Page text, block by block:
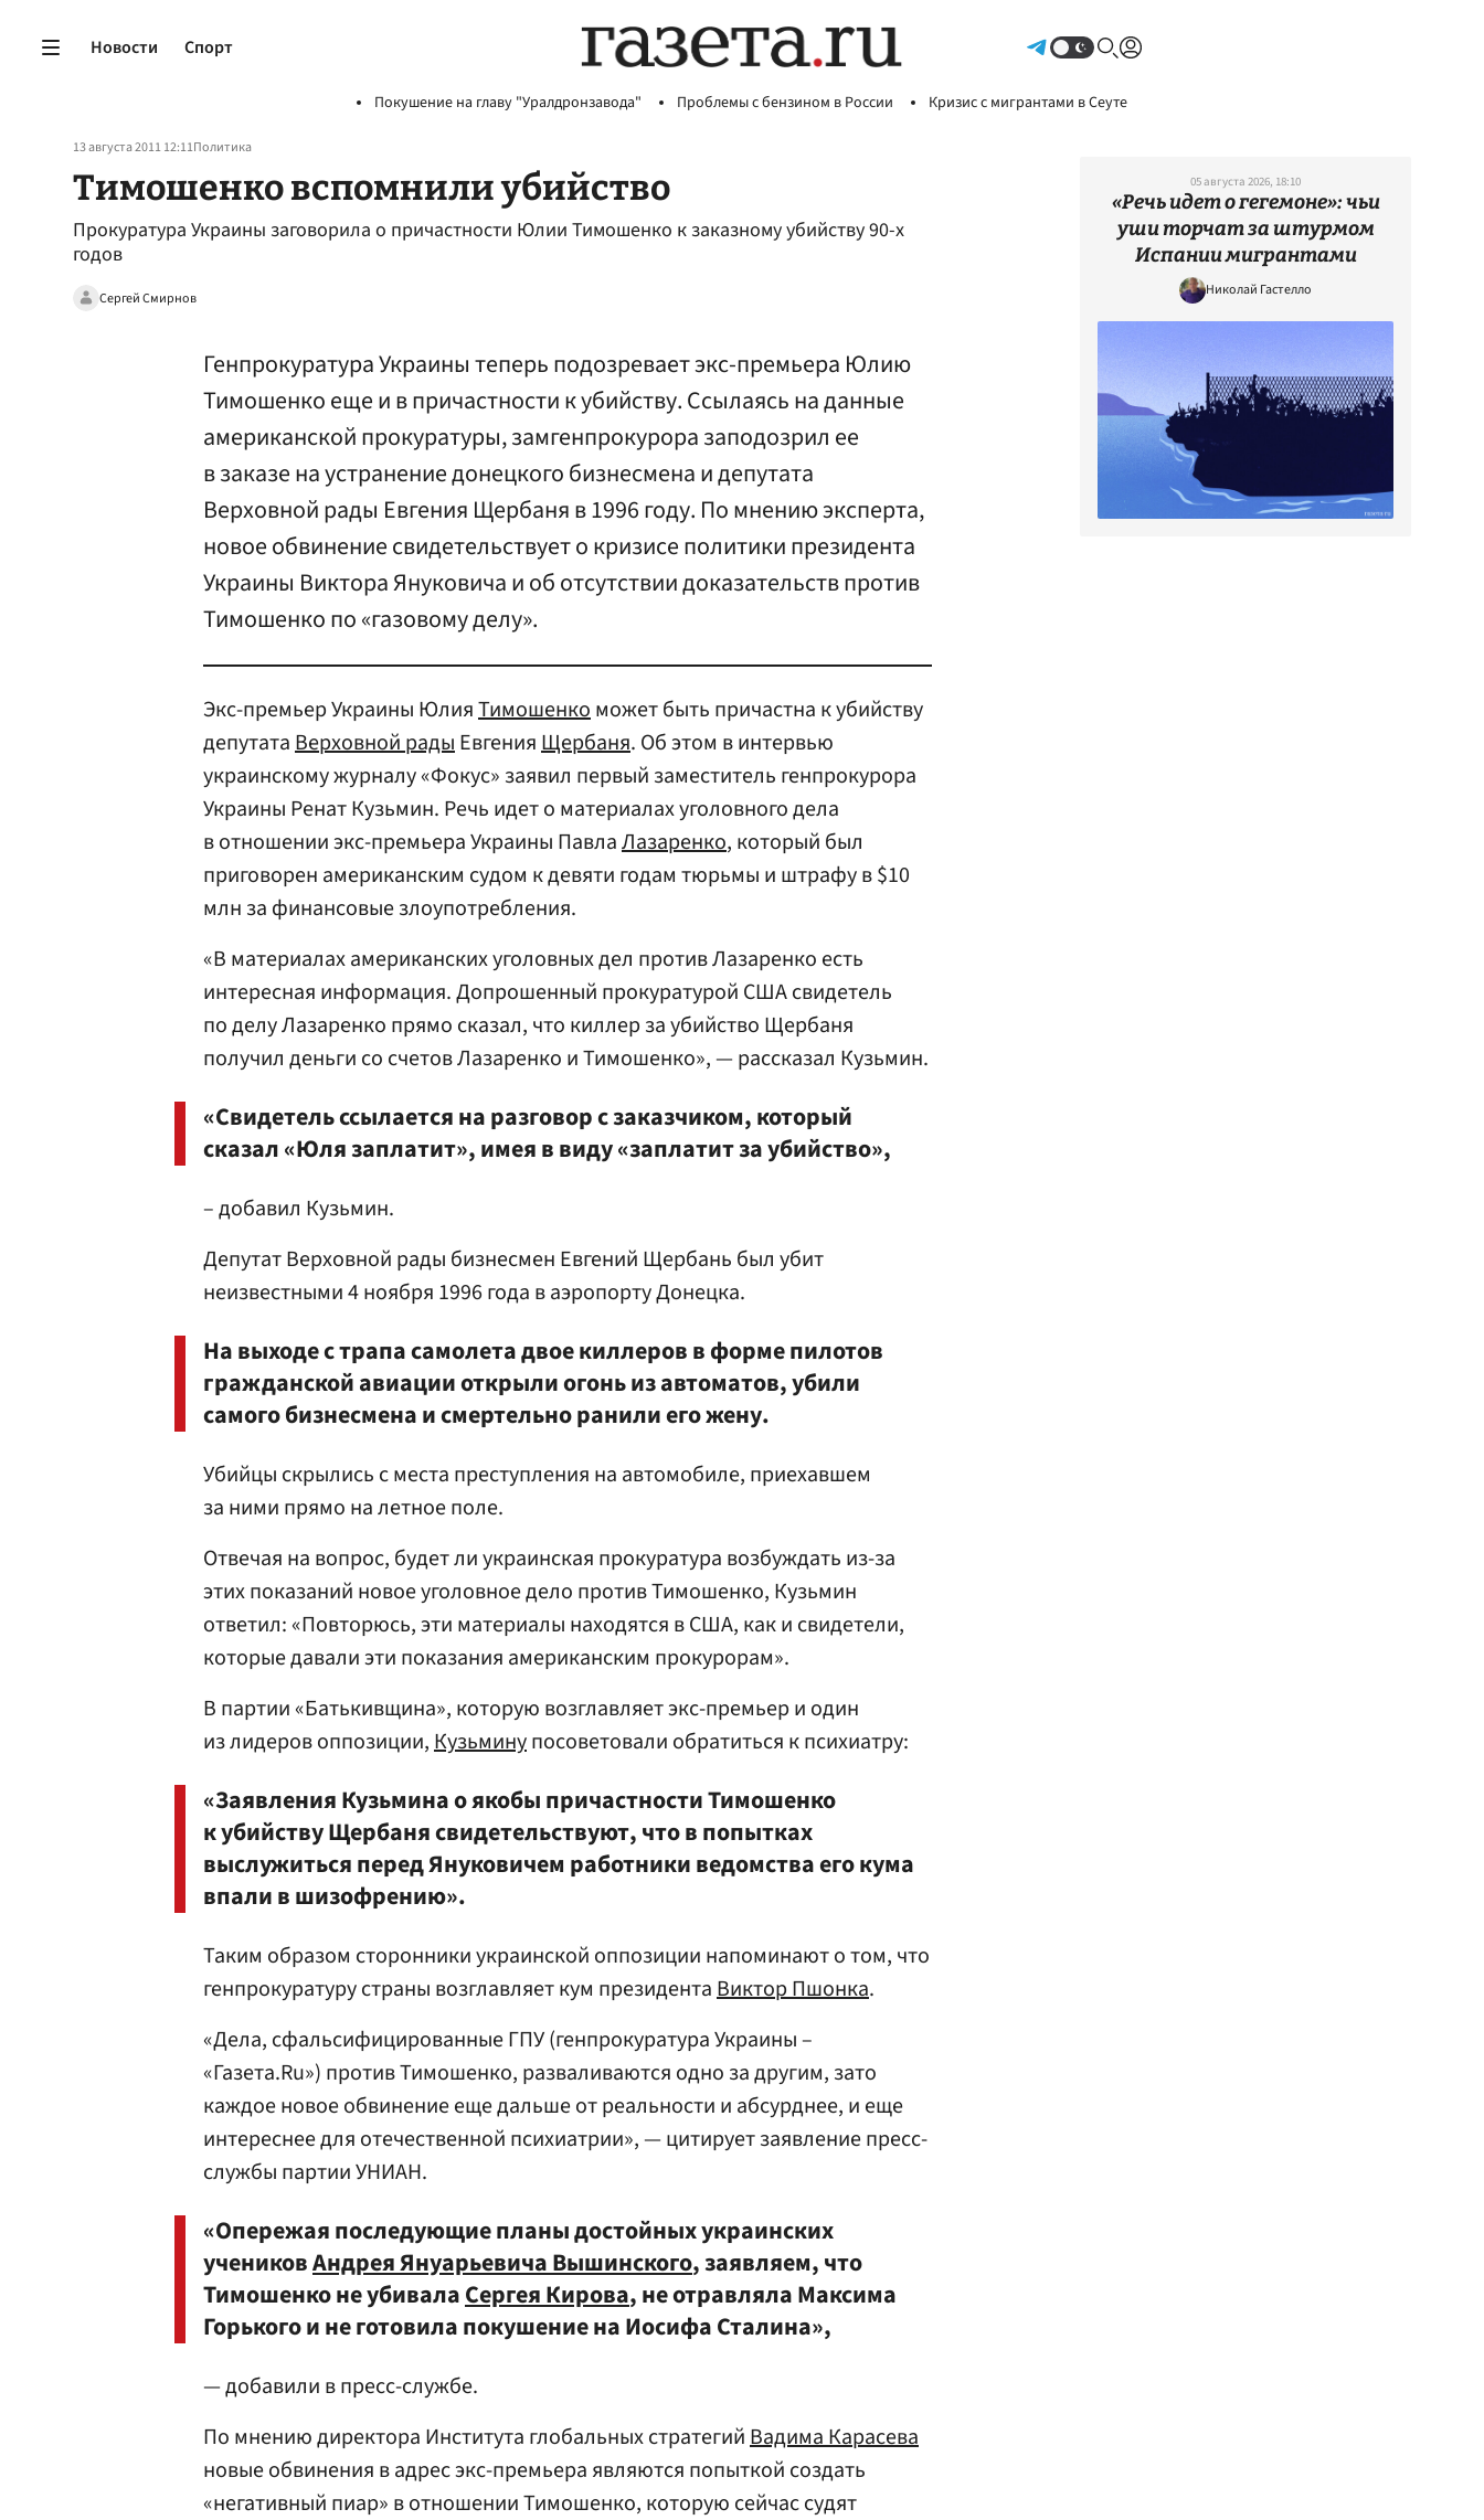
Новости Спорт
Покушение на главу "Уралдронзавода" Проблемы с бензином в России Кризис с мигрантами в Сеуте
13 августа 2011 12:11Политика
Тимошенко вспомнили убийство
Прокуратура Украины заговорила о причастности Юлии Тимошенко к заказному убийству 90-х
годов
Сергей Смирнов
Генпрокуратура Украины теперь подозревает экс-премьера Юлию
Тимошенко еще и в причастности к убийству. Ссылаясь на данные
американской прокуратуры, замгенпрокурора заподозрил ее
в заказе на устранение донецкого бизнесмена и депутата
Верховной рады Евгения Щербаня в 1996 году. По мнению эксперта,
новое обвинение свидетельствует о кризисе политики президента
Украины Виктора Януковича и об отсутствии доказательств против
Тимошенко по «газовому делу».
Экс-премьер Украины ЮлияТимошенкоможет быть причастна к убийству
депутатаВерховной радыЕвгенияЩербаня. Об этом в интервью
украинскому журналу «Фокус» заявил первый заместитель генпрокурора
Украины Ренат Кузьмин. Речь идет о материалах уголовного дела
в отношении экс-премьера Украины ПавлаЛазаренко, который был
приговорен американским судом к девяти годам тюрьмы и штрафу в $10
млн за финансовые злоупотребления.
«В материалах американских уголовных дел против Лазаренко есть
интересная информация. Допрошенный прокуратурой США свидетель
по делу Лазаренко прямо сказал, что киллер за убийство Щербаня
получил деньги со счетов Лазаренко и Тимошенко», — рассказал Кузьмин.
«Свидетель ссылается на разговор с заказчиком, который
сказал «Юля заплатит», имея в виду «заплатит за убийство»,
– добавил Кузьмин.
Депутат Верховной рады бизнесмен Евгений Щербань был убит
неизвестными 4 ноября 1996 года в аэропорту Донецка.
На выходе с трапа самолета двое киллеров в форме пилотов
гражданской авиации открыли огонь из автоматов, убили
самого бизнесмена и смертельно ранили его жену.
Убийцы скрылись с места преступления на автомобиле, приехавшем
за ними прямо на летное поле.
Отвечая на вопрос, будет ли украинская прокуратура возбуждать из-за
этих показаний новое уголовное дело против Тимошенко, Кузьмин
ответил: «Повторюсь, эти материалы находятся в США, как и свидетели,
которые давали эти показания американским прокурорам».
В партии «Батькивщина», которую возглавляет экс-премьер и один
из лидеров оппозиции,Кузьминупосоветовали обратиться к психиатру:
«Заявления Кузьмина о якобы причастности Тимошенко
к убийству Щербаня свидетельствуют, что в попытках
выслужиться перед Януковичем работники ведомства его кума
впали в шизофрению».
Таким образом сторонники украинской оппозиции напоминают о том, что
генпрокуратуру страны возглавляет кум президентаВиктор Пшонка.
«Дела, сфальсифицированные ГПУ (генпрокуратура Украины –
«Газета.Ru») против Тимошенко, разваливаются одно за другим, зато
каждое новое обвинение еще дальше от реальности и абсурднее, и еще
интереснее для отечественной психиатрии», — цитирует заявление пресс-
службы партии УНИАН.
«Опережая последующие планы достойных украинских
учениковАндрея Януарьевича Вышинского, заявляем, что
Тимошенко не убивалаСергея Кирова, не отравляла Максима
Горького и не готовила покушение на Иосифа Сталина»,
— добавили в пресс-службе.
По мнению директора Института глобальных стратегийВадима Карасева
новые обвинения в адрес экс-премьера являются попыткой создать
«негативный пиар» в отношении Тимошенко, которую сейчас судят
05 августа 2026, 18:10
«Речь идет о гегемоне»: чьи
уши торчат за штурмом
Испании мигрантами
Николай Гастелло